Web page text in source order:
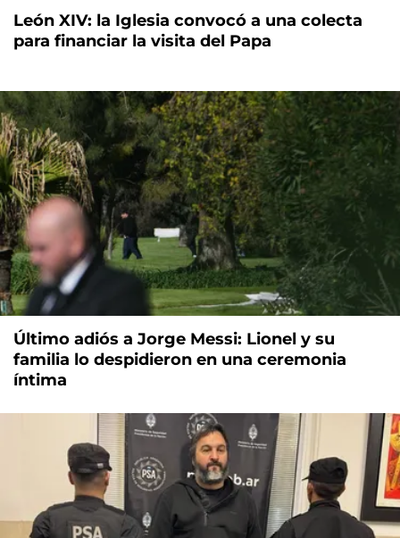
León XIV: la Iglesia convocó a una colecta
para financiar la visita del Papa
Último adiós a Jorge Messi: Lionel y su
familia lo despidieron en una ceremonia
íntima